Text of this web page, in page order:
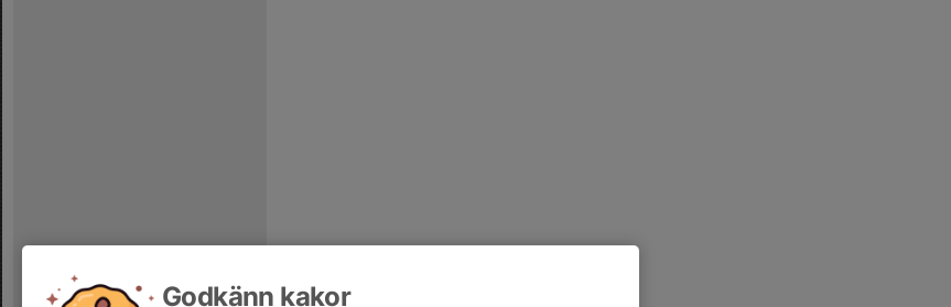
Godkänn kakor